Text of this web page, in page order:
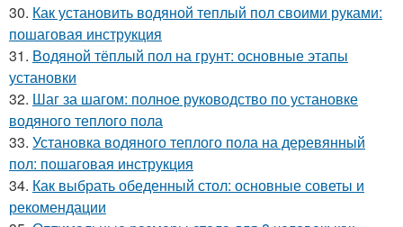
30. Как установить водяной теплый пол своими руками:
пошаговая инструкция
31. Водяной тёплый пол на грунт: основные этапы
установки
32. Шаг за шагом: полное руководство по установке
водяного теплого пола
33. Установка водяного теплого пола на деревянный
пол: пошаговая инструкция
34. Как выбрать обеденный стол: основные советы и
рекомендации